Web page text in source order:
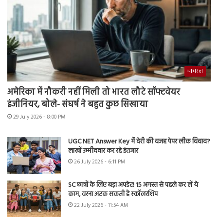
वायरल
अमेरिका में नौकरी नहीं मिली तो भारत लौटे सॉफ्टवेयर
इंजीनियर, बोले- संघर्ष ने बहुत कुछ सिखाया
29 July 2026 - 8:00 PM
UGC NET Answer Key में देरी की वजह पेपर लीक विवाद?
लाखों उम्मीदवार कर रहे इंतजार
26 July 2026 - 6:11 PM
SC छात्रों के लिए बड़ा अपडेट! 15 अगस्त से पहले कर लें ये
काम, वरना अटक सकती है स्कॉलरशिप
22 July 2026 - 11:54 AM